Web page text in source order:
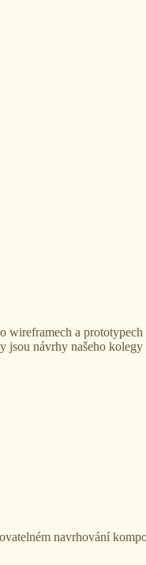
a
jsou návrhy našeho
navrhování